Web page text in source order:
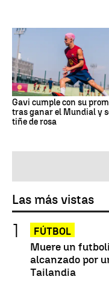
Gavi cumple con su
tras ganar el Mundial y
tiñe de rosa
Las más vistas
FÚTBOL
Muere un
alcanzado por
Tailandia